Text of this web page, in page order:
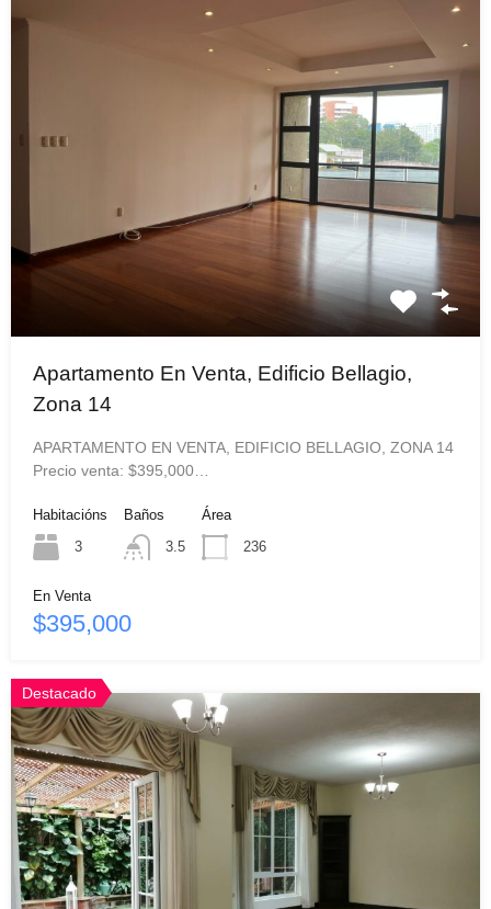
Apartamento En Venta, Edificio Bellagio,
Zona 14
APARTAMENTO EN VENTA, EDIFICIO BELLAGIO, ZONA 14
Precio venta: $395,000…
Habitacións
3
Baños
3.5
Área
236
En Venta
$395,000
Destacado